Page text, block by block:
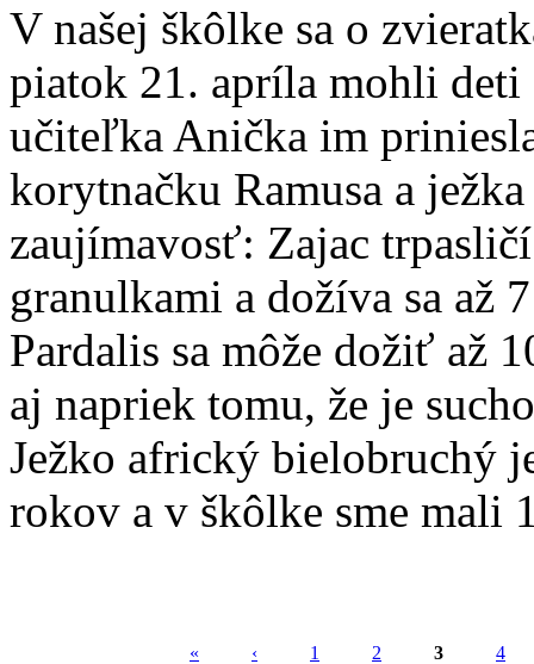
V našej škôlke sa o
piatok 21. apríla mohli
učiteľka Anička im
korytnačku Ramusa a
zaujímavosť: Zajac
granulkami a dožíva sa až
Pardalis sa môže dožiť až
aj napriek tomu, že je
Ježko africký bielobruchý
rokov a v škôlke sme
« ‹ 1 2 3 4